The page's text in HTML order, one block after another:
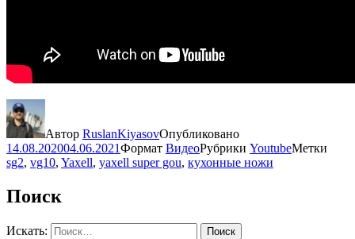
Автор RuslanKiyasovОпубликовано
14.08.202004.06.2021Формат ВидеоРубрики YoutubeМетки
sg2, vg10, Yaxell, yaxell super gou, кухонные ножи
Поиск
Искать: Поиск